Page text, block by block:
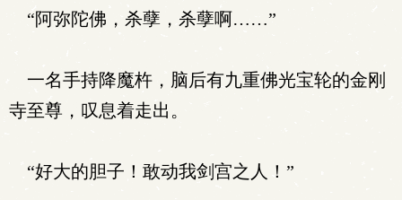
“阿弥陀佛，杀孽，杀孽啊……”
一名手持降魔杵，脑后有九重佛光宝轮的金刚
寺至尊，叹息着走出。
“好大的胆子！敢动我剑宫之人！”